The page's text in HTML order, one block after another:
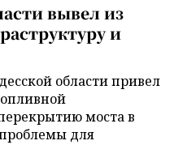
вывел из
и
области привел
моста в
для